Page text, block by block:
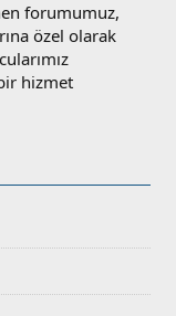
forumumuz,
özel olarak
hizmet